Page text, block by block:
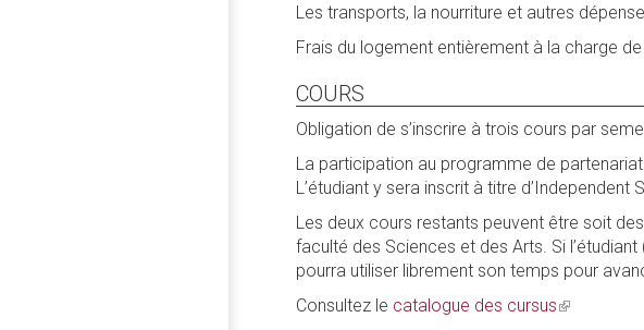
Les transports, la nourriture et autres
Frais du logement entièrement à la charge de
COURS
Obligation de s’inscrire à trois cours par
La participation au programme de
L’étudiant y sera inscrit à titre
Les deux cours restants peuvent être soit
faculté des Sciences et des Arts. Si
pourra utiliser librement son temps pour
Consultez le catalogue des cursus(link